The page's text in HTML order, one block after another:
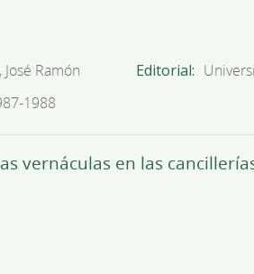
Ramón Editorial
1988
vernáculas en las